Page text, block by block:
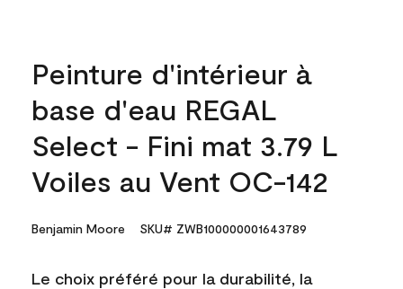
Peinture d'intérieur à
base d'eau REGAL
Select - Fini mat 3.79 L
Voiles au Vent OC-142
Benjamin Moore SKU# ZWB100000001643789
Le choix préféré pour la durabilité, la